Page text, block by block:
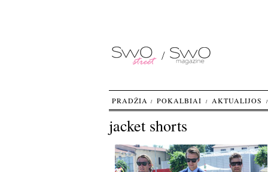
jacket shorts
PRADŽIA POKALBIAI AKTUALIJOS